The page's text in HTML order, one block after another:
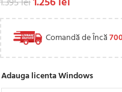
Comandă de Încă700
Adauga licenta Windows